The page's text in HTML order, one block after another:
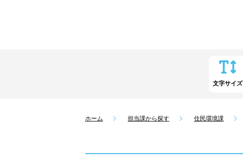
文字サイズ
ホーム 担当課から探す 住民環境課